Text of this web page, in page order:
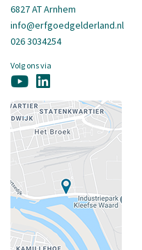
6827 AT Arnhem
info@erfgoedgelderland.nl
026 3034254
Volg ons via